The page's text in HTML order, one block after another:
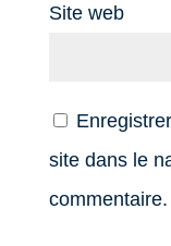
Site web
site dans le
commentaire.